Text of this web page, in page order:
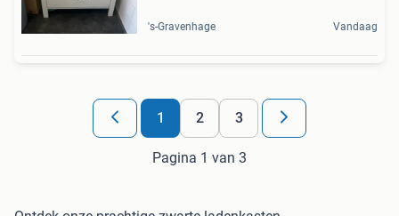
's-Gravenhage Vandaag
1 2 3
Pagina 1 van 3